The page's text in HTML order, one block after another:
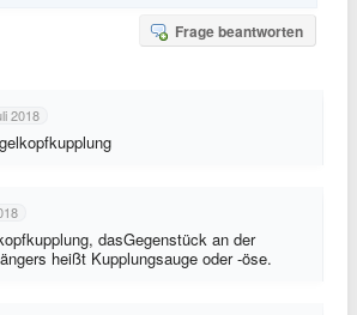
Frage beantworten
2018
dasGegenstück an der
heißt Kupplungsauge oder -öse.